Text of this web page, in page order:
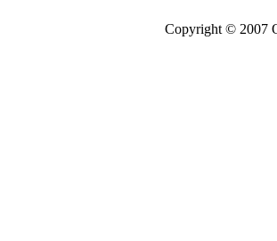
Copyright © 2007